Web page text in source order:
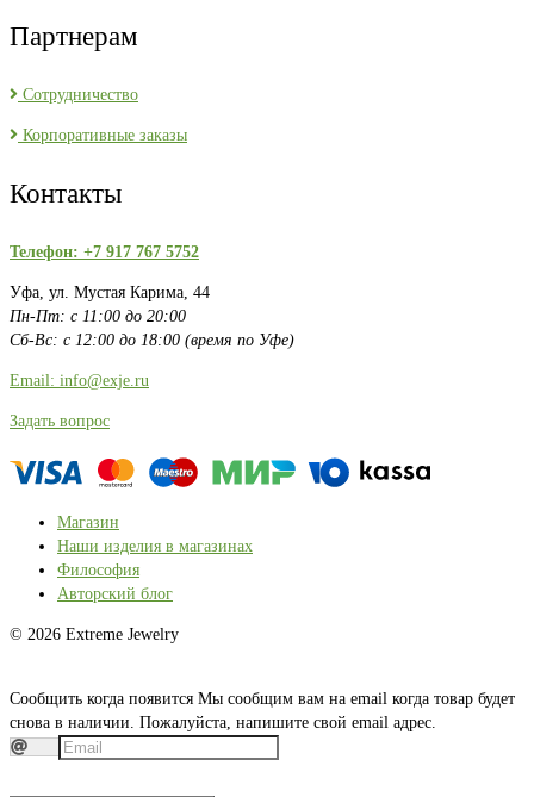
Партнерам
Сотрудничество
Корпоративные заказы
Контакты
Телефон: +7 917 767 5752
Уфа, ул. Мустая Карима, 44
Пн-Пт: с 11:00 до 20:00
Сб-Вс: с 12:00 до 18:00 (время по Уфе)
Email: info@exje.ru
Задать вопрос
Магазин
Наши изделия в магазинах
Философия
Авторский блог
© 2026 Extreme Jewelry
Сообщить когда появится Мы сообщим вам на email когда товар будет
снова в наличии. Пожалуйста, напишите свой email адрес.